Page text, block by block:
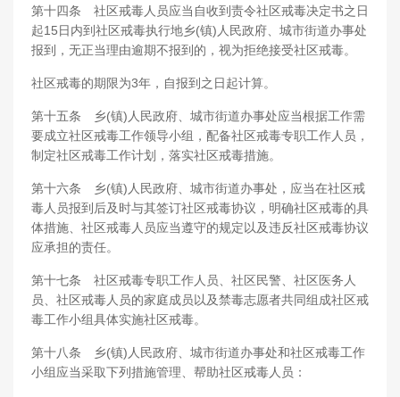
第十四条 社区戒毒人员应当自收到责令社区戒毒决定书之日
起15日内到社区戒毒执行地乡(镇)人民政府、城市街道办事处
报到，无正当理由逾期不报到的，视为拒绝接受社区戒毒。
社区戒毒的期限为3年，自报到之日起计算。
第十五条 乡(镇)人民政府、城市街道办事处应当根据工作需
要成立社区戒毒工作领导小组，配备社区戒毒专职工作人员，
制定社区戒毒工作计划，落实社区戒毒措施。
第十六条 乡(镇)人民政府、城市街道办事处，应当在社区戒
毒人员报到后及时与其签订社区戒毒协议，明确社区戒毒的具
体措施、社区戒毒人员应当遵守的规定以及违反社区戒毒协议
应承担的责任。
第十七条 社区戒毒专职工作人员、社区民警、社区医务人
员、社区戒毒人员的家庭成员以及禁毒志愿者共同组成社区戒
毒工作小组具体实施社区戒毒。
第十八条 乡(镇)人民政府、城市街道办事处和社区戒毒工作
小组应当采取下列措施管理、帮助社区戒毒人员：